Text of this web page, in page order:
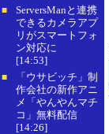
■
ServersManと連携
できるカメラアプ
リがスマートフォ
ン対応に
[14:53]
■
「ウサビッチ」制
作会社の新作アニ
メ「やんやんマチ
コ」無料配信
[14:26]